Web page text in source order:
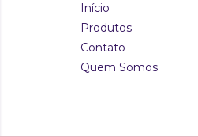
Início
Produtos
Contato
Quem Somos